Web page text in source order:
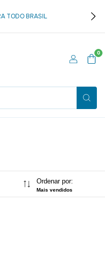
TODO BRASIL
0
Ordenar por:
Mais vendidos